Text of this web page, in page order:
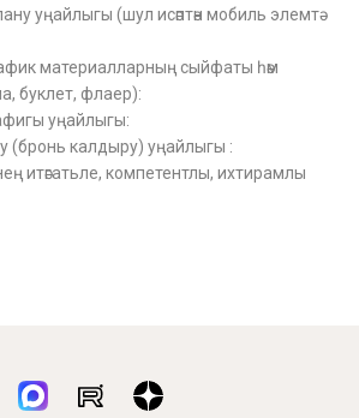
уңайлыгы (шул исәптән мобиль элемтә
материалларның сыйфаты һәм
буклет, флаер):
уңайлыгы:
(бронь калдыру) уңайлыгы :
итәгатьле, компетентлы, ихтирамлы